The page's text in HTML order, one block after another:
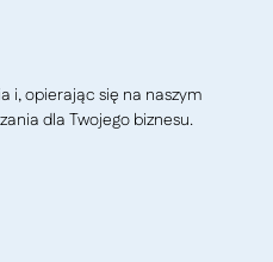
i, opierając się na naszym
dla Twojego biznesu.